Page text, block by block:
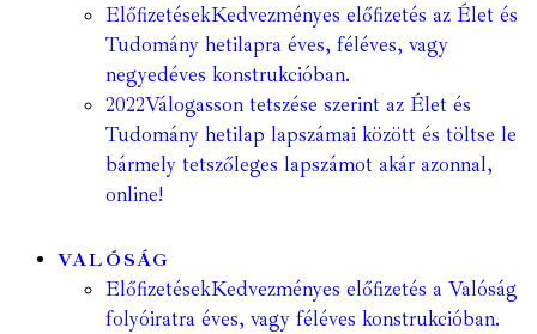
ElőfizetésekKedvezményes előfizetés az Élet és
Tudomány hetilapra éves, féléves, vagy
negyedéves konstrukcióban.
2022Válogasson tetszése szerint az Élet és
Tudomány hetilap lapszámai között és töltse le
bármely tetszőleges lapszámot akár azonnal,
online!
VALÓSÁG
ElőfizetésekKedvezményes előfizetés a Valóság
folyóiratra éves, vagy féléves konstrukcióban.